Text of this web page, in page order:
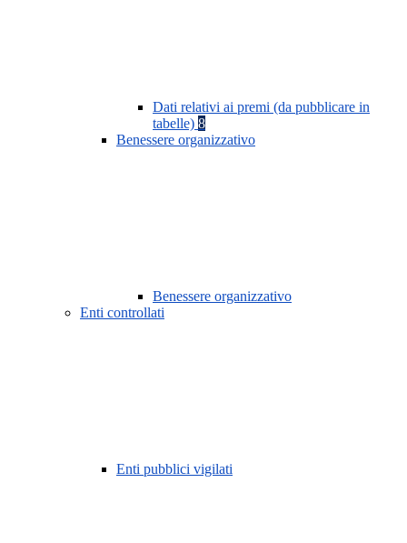
Dati relativi ai premi (da pubblicare in
tabelle) 8
Benessere organizzativo
Benessere organizzativo
Enti controllati
Enti pubblici vigilati